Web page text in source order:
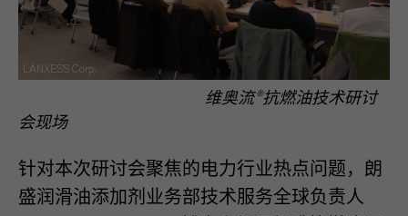
LANXESS Corp.
维奥流®抗燃油技术研讨
会现场
针对本次研讨会聚焦的电力行业热点问题，朗
盛润滑油添加剂业务部技术服务全球负责人